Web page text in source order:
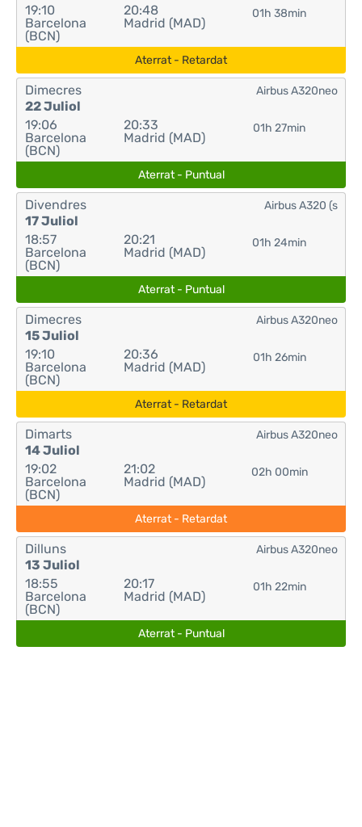
19:10
Barcelona
(BCN)
20:48
Madrid (MAD)
01h 38min
Aterrat - Retardat
Dimecres
22 Juliol
19:06
Barcelona
(BCN)
20:33
Madrid (MAD)
01h 27min
Airbus A320neo
Aterrat - Puntual
Divendres
17 Juliol
18:57
Barcelona
(BCN)
20:21
Madrid (MAD)
01h 24min
Airbus A320 (s
Aterrat - Puntual
Dimecres
15 Juliol
19:10
Barcelona
(BCN)
20:36
Madrid (MAD)
01h 26min
Airbus A320neo
Aterrat - Retardat
Dimarts
14 Juliol
19:02
Barcelona
(BCN)
21:02
Madrid (MAD)
02h 00min
Airbus A320neo
Aterrat - Retardat
Dilluns
13 Juliol
18:55
Barcelona
(BCN)
20:17
Madrid (MAD)
01h 22min
Airbus A320neo
Aterrat - Puntual